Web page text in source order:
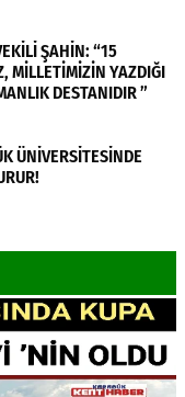
ŞAHİN: “15
MİLLETİMİZİN YAZDIĞI
DESTANIDIR ”
ÜNİVERSİTESİNDE